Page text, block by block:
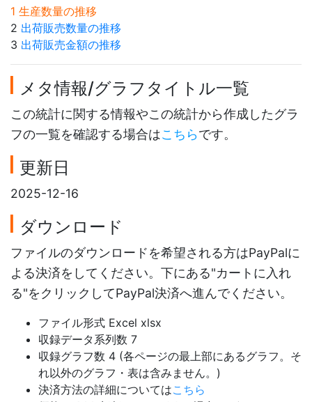
1 生産数量の推移
2 出荷販売数量の推移
3 出荷販売金額の推移
メタ情報/グラフタイトル一覧
この統計に関する情報やこの統計から作成したグラ
フの一覧を確認する場合はこちらです。
更新日
2025-12-16
ダウンロード
ファイルのダウンロードを希望される方はPayPalに
よる決済をしてください。下にある"カートに入れ
る"をクリックしてPayPal決済へ進んでください。
ファイル形式 Excel xlsx
収録データ系列数 7
収録グラフ数 4 (各ページの最上部にあるグラフ。そ
れ以外のグラフ・表は含みません。)
決済方法の詳細についてはこちら